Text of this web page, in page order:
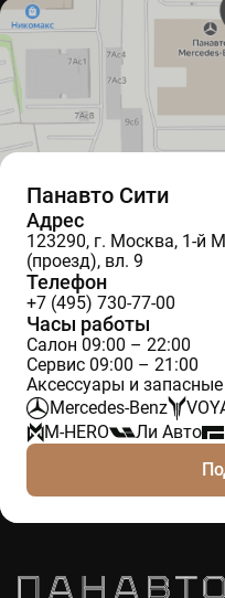
Панавто Сити
Адрес
123290, г. Москва, 1-й
(проезд), вл. 9
Телефон
+7 (495) 730-77-00
Часы работы
Салон 09:00 – 22:00
Сервис 09:00 – 21:00
Аксессуары и
Mercedes-Benz
M-HERO
Ли Авто